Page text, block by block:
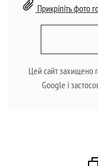
Прикріпіть фото
Цей сайт захищено
Google і